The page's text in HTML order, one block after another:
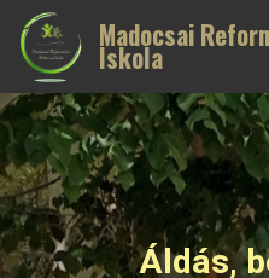
Madocsai
Iskola
Áldás,